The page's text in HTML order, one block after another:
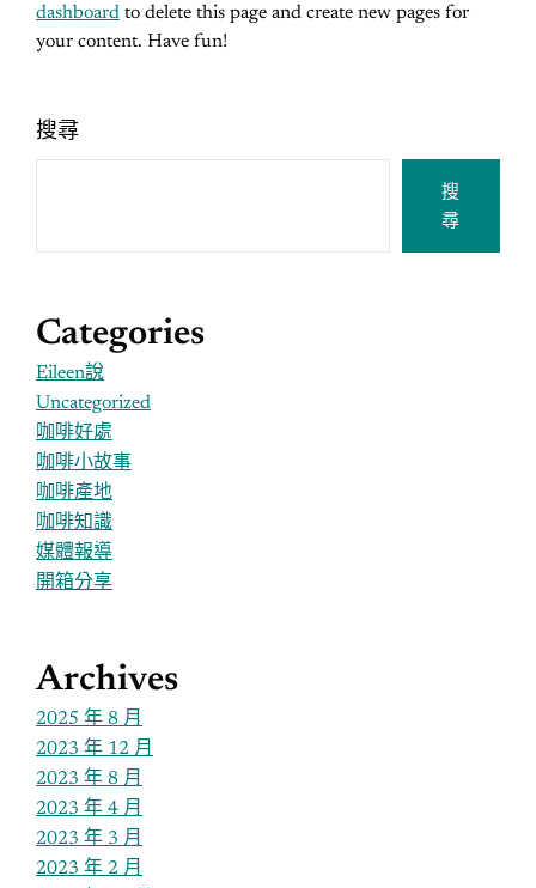
dashboard to delete this page and create new pages for
your content. Have fun!
搜尋
搜
尋
Categories
Eileen說
Uncategorized
咖啡好處
咖啡小故事
咖啡產地
咖啡知識
媒體報導
開箱分享
Archives
2025 年 8 月
2023 年 12 月
2023 年 8 月
2023 年 4 月
2023 年 3 月
2023 年 2 月